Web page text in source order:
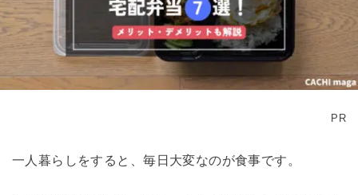
PR
一人暮らしをすると、毎日大変なのが食事です。